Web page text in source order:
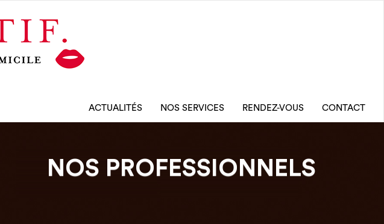
ACTUALITÉS NOS SERVICES RENDEZ-VOUS CONTACT
NOS PROFESSIONNELS